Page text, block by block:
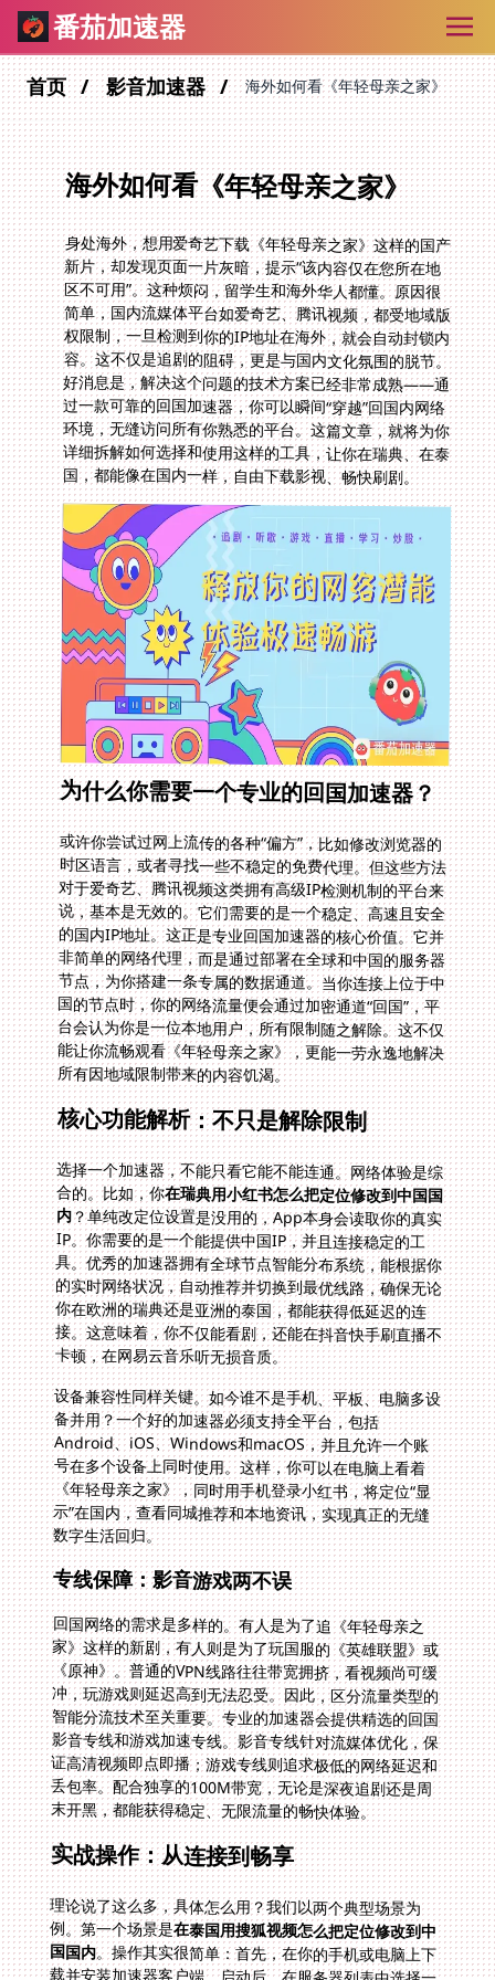
番茄加速器
首页 影音加速器 海外如何看《年轻母亲之家》
海外如何看《年轻母亲之家》
身处海外，想用爱奇艺下载《年轻母亲之家》这样的国产
新片，却发现页面一片灰暗，提示“该内容仅在您所在地
区不可用”。这种烦闷，留学生和海外华人都懂。原因很
简单，国内流媒体平台如爱奇艺、腾讯视频，都受地域版
权限制，一旦检测到你的IP地址在海外，就会自动封锁内
容。这不仅是追剧的阻碍，更是与国内文化氛围的脱节。
好消息是，解决这个问题的技术方案已经非常成熟——通
过一款可靠的回国加速器，你可以瞬间“穿越”回国内网络
环境，无缝访问所有你熟悉的平台。这篇文章，就将为你
详细拆解如何选择和使用这样的工具，让你在瑞典、在泰
国，都能像在国内一样，自由下载影视、畅快刷剧。
为什么你需要一个专业的回国加速器？
或许你尝试过网上流传的各种“偏方”，比如修改浏览器的
时区语言，或者寻找一些不稳定的免费代理。但这些方法
对于爱奇艺、腾讯视频这类拥有高级IP检测机制的平台来
说，基本是无效的。它们需要的是一个稳定、高速且安全
的国内IP地址。这正是专业回国加速器的核心价值。它并
非简单的网络代理，而是通过部署在全球和中国的服务器
节点，为你搭建一条专属的数据通道。当你连接上位于中
国的节点时，你的网络流量便会通过加密通道“回国”，平
台会认为你是一位本地用户，所有限制随之解除。这不仅
能让你流畅观看《年轻母亲之家》，更能一劳永逸地解决
所有因地域限制带来的内容饥渴。
核心功能解析：不只是解除限制
选择一个加速器，不能只看它能不能连通。网络体验是综
合的。比如，你在瑞典用小红书怎么把定位修改到中国国
内？单纯改定位设置是没用的，App本身会读取你的真实
IP。你需要的是一个能提供中国IP，并且连接稳定的工
具。优秀的加速器拥有全球节点智能分布系统，能根据你
的实时网络状况，自动推荐并切换到最优线路，确保无论
你在欧洲的瑞典还是亚洲的泰国，都能获得低延迟的连
接。这意味着，你不仅能看剧，还能在抖音快手刷直播不
卡顿，在网易云音乐听无损音质。
设备兼容性同样关键。如今谁不是手机、平板、电脑多设
备并用？一个好的加速器必须支持全平台，包括
Android、iOS、Windows和macOS，并且允许一个账
号在多个设备上同时使用。这样，你可以在电脑上看着
《年轻母亲之家》，同时用手机登录小红书，将定位“显
示”在国内，查看同城推荐和本地资讯，实现真正的无缝
数字生活回归。
专线保障：影音游戏两不误
回国网络的需求是多样的。有人是为了追《年轻母亲之
家》这样的新剧，有人则是为了玩国服的《英雄联盟》或
《原神》。普通的VPN线路往往带宽拥挤，看视频尚可缓
冲，玩游戏则延迟高到无法忍受。因此，区分流量类型的
智能分流技术至关重要。专业的加速器会提供精选的回国
影音专线和游戏加速专线。影音专线针对流媒体优化，保
证高清视频即点即播；游戏专线则追求极低的网络延迟和
丢包率。配合独享的100M带宽，无论是深夜追剧还是周
末开黑，都能获得稳定、无限流量的畅快体验。
实战操作：从连接到畅享
理论说了这么多，具体怎么用？我们以两个典型场景为
例。第一个场景是在泰国用搜狐视频怎么把定位修改到中
国国内。操作其实很简单：首先，在你的手机或电脑上下
载并安装加速器客户端。启动后，在服务器列表中选择一
个延迟低、负载轻的中国大陆节点（通常是“国内专
线”或“影音加速”分类下的）。点击连接，等待状态显
示“已保护”或“连接成功”。此时，再打开你的搜狐视频
App，你会发现之前无法播放的剧集，包括那些需要国内
定位才能访问的独家内容，已经全部解锁，可以正常观看